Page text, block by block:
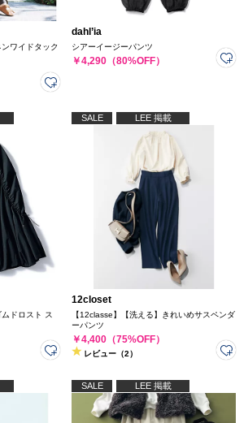
ンワイドタック
dahl’ia
シアーイージーパンツ
￥4,290（80%OFF）
ドロスト ス
SALE LEE 掲載
12closet
【12classe】【洗える】きれいめサスペンダ
ーパンツ
￥4,400（75%OFF）
レビュー（2）
SALE LEE 掲載